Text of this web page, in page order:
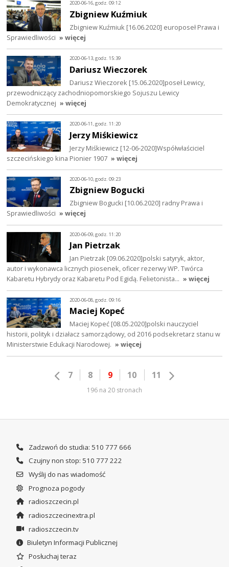
2020-06-16, godz. 09:12
Zbigniew Kuźmiuk
Zbigniew Kuźmiuk [16.06.2020] europoseł Prawa i
Sprawiedliwości » więcej
2020-06-13, godz. 15:39
Dariusz Wieczorek
Dariusz Wieczorek [15.06.2020]poseł Lewicy,
przewodniczący zachodniopomorskiego Sojuszu Lewicy
Demokratycznej » więcej
2020-06-11, godz. 11:20
Jerzy Miśkiewicz
Jerzy Miśkiewicz [12-06-2020]Współwłaściciel
szczecińskiego kina Pionier 1907 » więcej
2020-06-10, godz. 09:23
Zbigniew Bogucki
Zbigniew Bogucki [10.06.2020] radny Prawa i
Sprawiedliwości » więcej
2020-06-09, godz. 11:20
Jan Pietrzak
Jan Pietrzak [09.06.2020]polski satyryk, aktor,
autor i wykonawca licznych piosenek, oficer rezerwy WP. Twórca
Kabaretu Hybrydy oraz Kabaretu Pod Egidą. Felietonista… » więcej
2020-06-08, godz. 09:16
Maciej Kopeć
Maciej Kopeć [08.05.2020]polski nauczyciel
historii, polityk i działacz samorządowy, od 2016 podsekretarz stanu w
Ministerstwie Edukacji Narodowej. » więcej
7 8 9 10 11
196 na 20 stronach
Zadzwoń do studia: 510 777 666
Czujny non stop: 510 777 222
Wyślij do nas wiadomość
Prognoza pogody
radioszczecin.pl
radioszczecinextra.pl
radioszczecin.tv
Biuletyn Informacji Publicznej
Posłuchaj teraz